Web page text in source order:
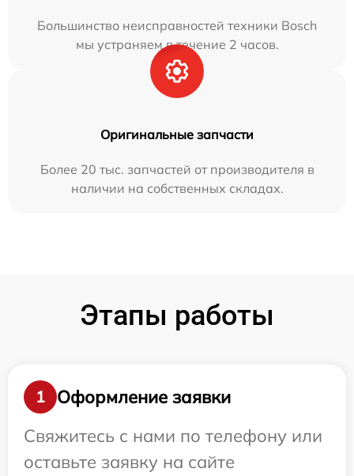
Большинство неисправностей техники Bosch
мы устраняем в течение 2 часов.
Оригинальные запчасти
Более 20 тыс. запчастей от производителя в
наличии на собственных складах.
Этапы работы
1
Оформление заявки
Свяжитесь с нами по телефону или
оставьте заявку на сайте